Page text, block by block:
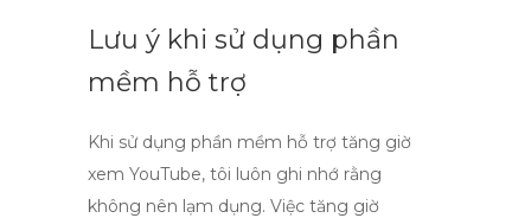
Lưu ý khi sử dụng phần
mềm hỗ trợ
Khi sử dụng phần mềm hỗ trợ tăng giờ
xem YouTube, tôi luôn ghi nhớ rằng
không nên lạm dụng. Việc tăng giờ